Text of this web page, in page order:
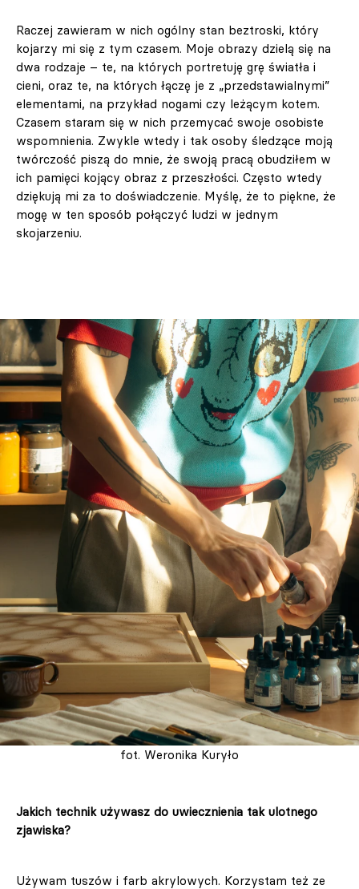
Raczej zawieram w nich ogólny stan beztroski, który
kojarzy mi się z tym czasem. Moje obrazy dzielą się na
dwa rodzaje – te, na których portretuję grę światła i
cieni, oraz te, na których łączę je z „przedstawialnymi”
elementami, na przykład nogami czy leżącym kotem.
Czasem staram się w nich przemycać swoje osobiste
wspomnienia. Zwykle wtedy i tak osoby śledzące moją
twórczość piszą do mnie, że swoją pracą obudziłem w
ich pamięci kojący obraz z przeszłości. Często wtedy
dziękują mi za to doświadczenie. Myślę, że to piękne, że
mogę w ten sposób połączyć ludzi w jednym
skojarzeniu.
fot. Weronika Kuryło
Jakich technik używasz do uwiecznienia tak ulotnego
zjawiska?
Używam tuszów i farb akrylowych. Korzystam też ze